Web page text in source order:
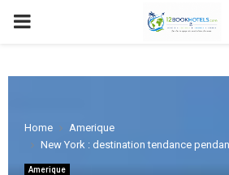
PRIMARY
Home
Amerique
New York : destination tendance
Amerique